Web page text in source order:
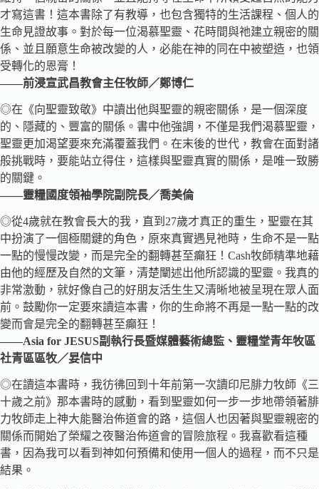
才寫這書！這本書除了有教導，也包含獨特的生活課程、個人的
生命見證故事。對於每一位渴慕聖靈、花時間與祂建立親密的關
係、並且願意生命被改變的人，必能在神的同在中被塑造，也領
受轉化的恩膏！
——前浸宣武昌教會主任牧師／鄭博仁
◎在《向聖靈致敬》中讀出他與聖靈的親密關係，是一個深度
的、隱藏的、豐富的關係。書中他強調，不僅是我們渴慕聖靈，
聖靈更加渴望要來充滿覆蓋我們。在末後的世代，教會在面對諸
般挑戰時，要能站立得住，這樣與聖靈真實的關係，是唯一致勝
的關鍵。
——靈糧國度領袖學院副院長／喬美倫
◎從4歲就在教會長大的我，直到27歲才真正的重生，聖靈在其
中扮演了一個極關鍵的角色，原來真實遇見祂時，生命不是一點
一點的慢慢改變，而是完全的翻轉甚至癲狂！Cash牧師精準地藉
由他的經歷及自然的文筆，清楚闡述出他所認識的聖靈。我真的
非常激動，就好像自己的好朋友活生生又清晰地被呈現在眾人面
前。鼓勵你一定要來讀這本書，你的生命將不再是一點一點的改
變而會是完全的翻轉甚至癲狂！
——Asia for JESUS副執行長暨媒體藝術總監、靈糧堂青年牧區
社青區區牧／妟信中
◎在讀這本書時，我彷彿回到十年前第一次讀印尼腓力牧師《三
十歲之前》那本書時的感動，看到聖靈如何一步一步地帶領著腓
力牧師走上神大能醫治佈道會的路，這個人也因著與聖靈親密的
關係而開始了榮耀之夜醫治佈道會的冒險旅程。我喜歡看這種
書，因為我可以看到神如何預備和使用一個人的過程，而不只是
結果。